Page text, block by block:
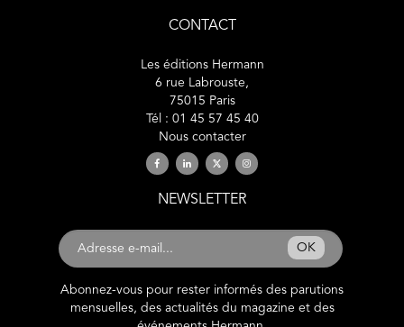
CONTACT
Les éditions Hermann
6 rue Labrouste,
75015 Paris
Tél : 01 45 57 45 40
Nous contacter
NEWSLETTER
OK
Abonnez-vous pour rester informés des parutions
mensuelles, des actualités du magazine et des